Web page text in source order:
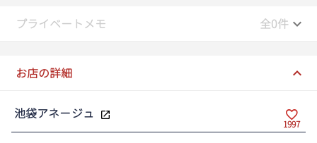
プライベートメモ 全0件
お店の詳細
池袋アネージュ
1997